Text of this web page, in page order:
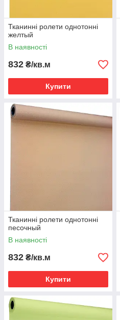
Тканинні ролети однотонні
желтый
В наявності
832 ₴/кв.м
Купити
Тканинні ролети однотонні
песочный
В наявності
832 ₴/кв.м
Купити